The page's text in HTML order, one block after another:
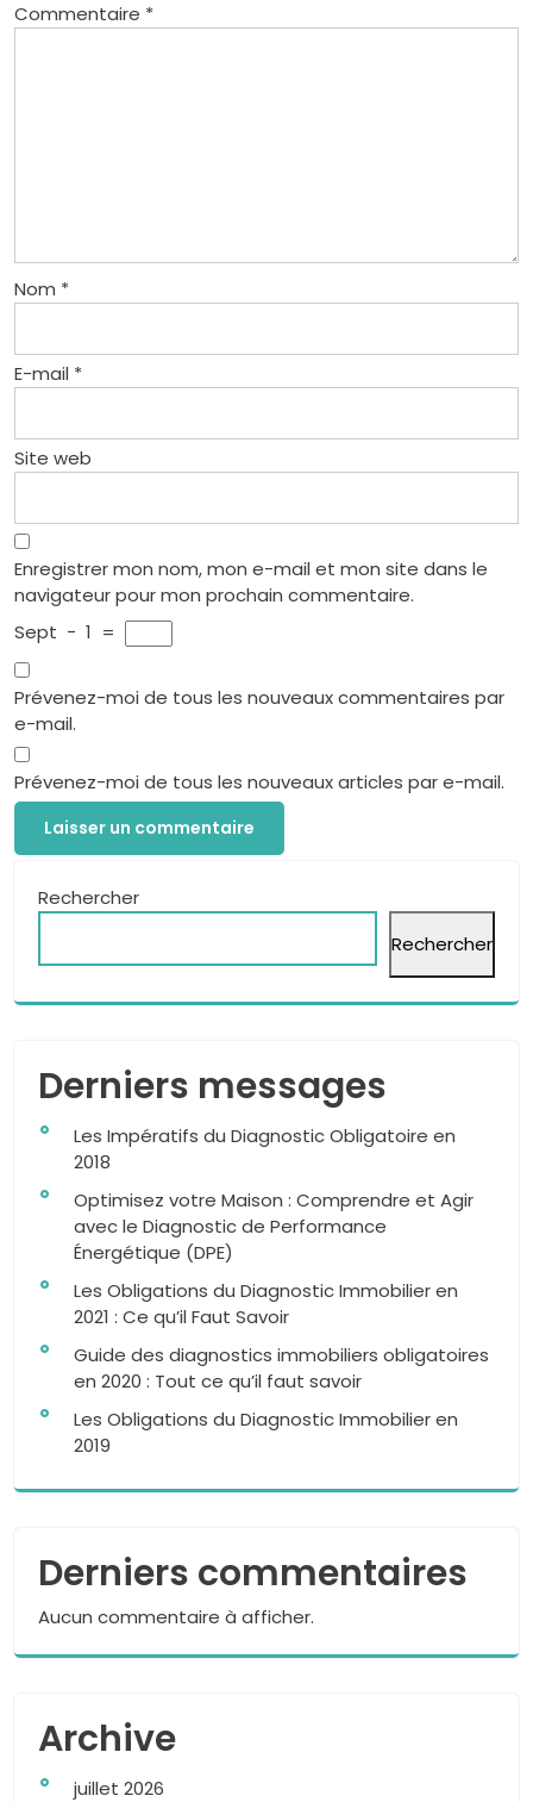
Commentaire *
Nom *
E-mail *
Site web
Enregistrer mon nom, mon e-mail et mon site dans le
navigateur pour mon prochain commentaire.
Sept − 1 =
Prévenez-moi de tous les nouveaux commentaires par
e-mail.
Prévenez-moi de tous les nouveaux articles par e-mail.
Rechercher
Rechercher
Derniers messages
Les Impératifs du Diagnostic Obligatoire en
2018
Optimisez votre Maison : Comprendre et Agir
avec le Diagnostic de Performance
Énergétique (DPE)
Les Obligations du Diagnostic Immobilier en
2021 : Ce qu’il Faut Savoir
Guide des diagnostics immobiliers obligatoires
en 2020 : Tout ce qu’il faut savoir
Les Obligations du Diagnostic Immobilier en
2019
Derniers commentaires
Aucun commentaire à afficher.
Archive
juillet 2026